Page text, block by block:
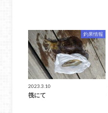
釣果情報
2023.3.10
筏にて